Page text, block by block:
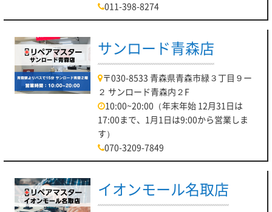
011-398-8274
サンロード青森店
〒030-8533 青森県青森市緑３丁目９ー
２ サンロード青森内２F
10:00~20:00（年末年始 12月31日は
17:00まで、1月1日は9:00から営業しま
す）
070-3209-7849
イオンモール名取店